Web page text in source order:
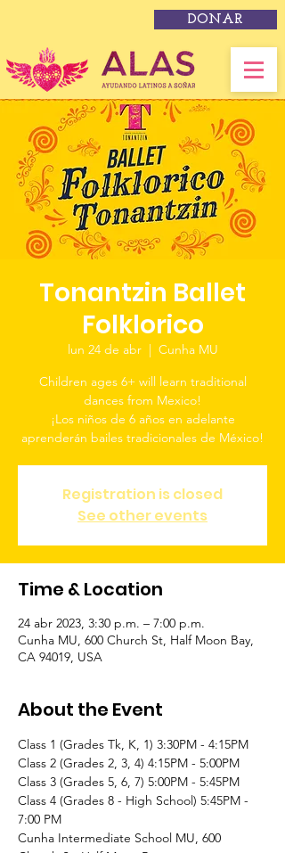
DONAR
Tonantzin Ballet
Folklorico
lun 24 de abr
  |
Cunha MU
Children ages 6+ will learn traditional
dances from Mexico!
¡Los niños de 6 años en adelante
aprenderán bailes tradicionales de México!
Registration is closed
See other events
Time & Location
24 abr 2023, 3:30 p.m. – 7:00 p.m.
Cunha MU, 600 Church St, Half Moon Bay,
CA 94019, USA
About the Event
Class 1 (Grades Tk, K, 1) 3:30PM - 4:15PM
Class 2 (Grades 2, 3, 4) 4:15PM - 5:00PM
Class 3 (Grades 5, 6, 7) 5:00PM - 5:45PM
Class 4 (Grades 8 - High School) 5:45PM -
7:00 PM
Cunha Intermediate School MU, 600